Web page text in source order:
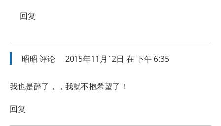
回复
昭昭 评论 2015年11月12日 在 下午 6:35
我也是醉了，，我就不抱希望了！
回复